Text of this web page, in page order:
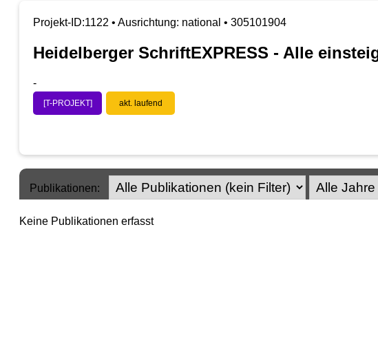
Projekt-ID:1122 • Ausrichtung: national • 305101904
Heidelberger SchriftEXPRESS - Alle
-
[T-PROJEKT] akt. laufend
Publikationen:
Keine Publikationen erfasst